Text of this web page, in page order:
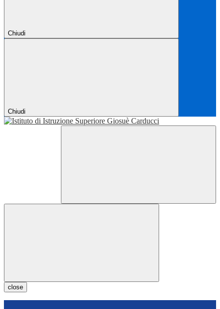
Chiudi
Chiudi
close